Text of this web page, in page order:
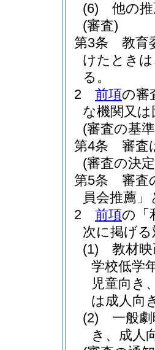
(6)
他の
(審査)
第3条
教育
けたとき
る。
2
前項の審
な機関又
(審査の基
第4条
審査
(審査の決
第5条
審査
員会推薦
2
前項の「
次に掲げ
(1)
教材
学校低学
児童向き
は成人向
(2)
一般
き、成人